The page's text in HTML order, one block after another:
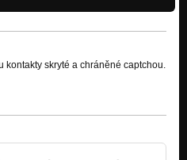
skryté a chráněné captchou.